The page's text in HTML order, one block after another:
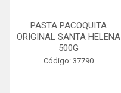
PASTA PACOQUITA
ORIGINAL SANTA HELENA
500G
Código: 37790